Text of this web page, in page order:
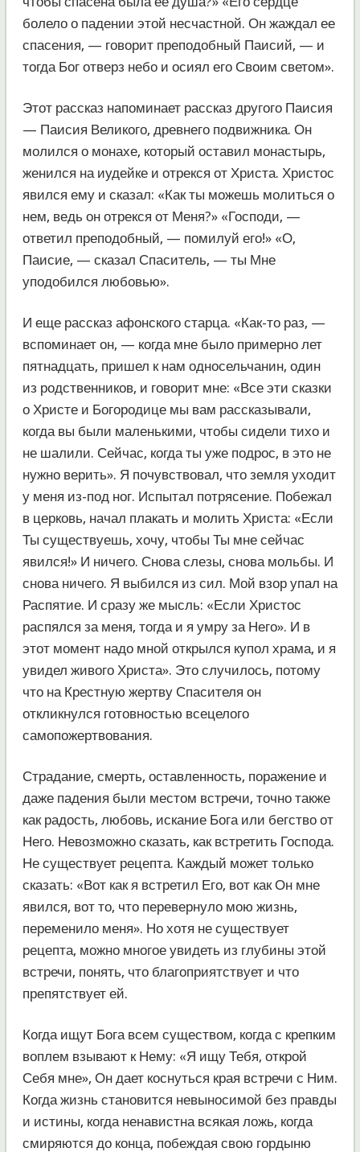
болело о падении этой несчастной. Он жаждал ее
спасения, — говорит преподобный Паисий, — и
тогда Бог отверз небо и осиял его Своим светом».
Этот рассказ напоминает рассказ другого Паисия
— Паисия Великого, древнего подвижника. Он
молился о монахе, который оставил монастырь,
женился на иудейке и отрекся от Христа. Христос
явился ему и сказал: «Как ты можешь молиться о
нем, ведь он отрекся от Меня?» «Господи, —
ответил преподобный, — помилуй его!» «О,
Паисие, — сказал Спаситель, — ты Мне
уподобился любовью».
И еще рассказ афонского старца. «Как-то раз, —
вспоминает он, — когда мне было примерно лет
пятнадцать, пришел к нам односельчанин, один
из родственников, и говорит мне: «Все эти сказки
о Христе и Богородице мы вам рассказывали,
когда вы были маленькими, чтобы сидели тихо и
не шалили. Сейчас, когда ты уже подрос, в это не
нужно верить». Я почувствовал, что земля уходит
у меня из-под ног. Испытал потрясение. Побежал
в церковь, начал плакать и молить Христа: «Если
Ты существуешь, хочу, чтобы Ты мне сейчас
явился!» И ничего. Снова слезы, снова мольбы. И
снова ничего. Я выбился из сил. Мой взор упал на
Распятие. И сразу же мысль: «Если Христос
распялся за меня, тогда и я умру за Него». И в
этот момент надо мной открылся купол храма, и я
увидел живого Христа». Это случилось, потому
что на Крестную жертву Спасителя он
откликнулся готовностью всецелого
самопожертвования.
Страдание, смерть, оставленность, поражение и
даже падения были местом встречи, точно также
как радость, любовь, искание Бога или бегство от
Него. Невозможно сказать, как встретить Господа.
Не существует рецепта. Каждый может только
сказать: «Вот как я встретил Его, вот как Он мне
явился, вот то, что перевернуло мою жизнь,
переменило меня». Но хотя не существует
рецепта, можно многое увидеть из глубины этой
встречи, понять, что благоприятствует и что
препятствует ей.
Когда ищут Бога всем существом, когда с крепким
воплем взывают к Нему: «Я ищу Тебя, открой
Себя мне», Он дает коснуться края встречи с Ним.
Когда жизнь становится невыносимой без правды
и истины, когда ненавистна всякая ложь, когда
смиряются до конца, побеждая свою гордыню